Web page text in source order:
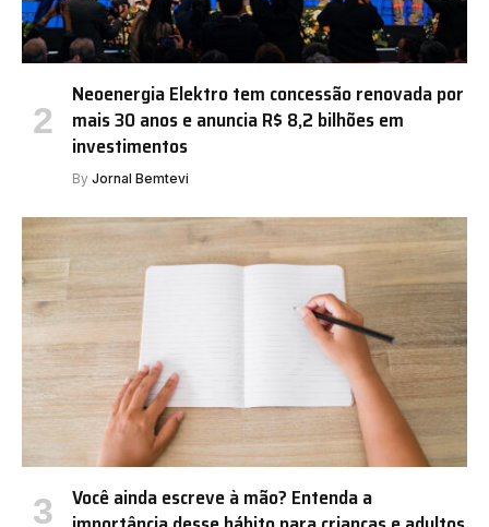
Neoenergia Elektro tem concessão renovada por
mais 30 anos e anuncia R$ 8,2 bilhões em
investimentos
By Jornal Bemtevi
Você ainda escreve à mão? Entenda a